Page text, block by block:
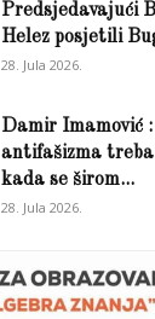
Predsjedavajući
Helez posjetili
28. Jula 2026.
Damir Imamović
antifašizma
kada se širom...
28. Jula 2026.